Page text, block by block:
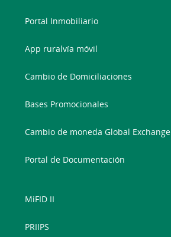
Portal Inmobiliario
App ruralvía móvil
Cambio de Domiciliaciones
Bases Promocionales
Cambio de moneda Global Exchange
Portal de Documentación
MiFID II
PRIIPS